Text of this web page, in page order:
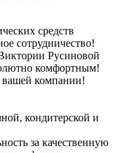
средств
сотрудничество!
Русиновой
комфортным!
компании!
кондитерской и
за качественную